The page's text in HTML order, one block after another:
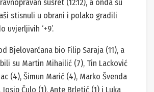
susret (12:12), a onda su
stisnuli u obrani i polako gradili
uvjerljivih ‘+9’.
Bjelovarčana bio Filip Saraja (11), a
su Martin Mihailić (7), Tin Lacković
(4), Šimun Marić (4), Marko Švenda
Josip Čulo (1), Ante Brletić (1) i Luka